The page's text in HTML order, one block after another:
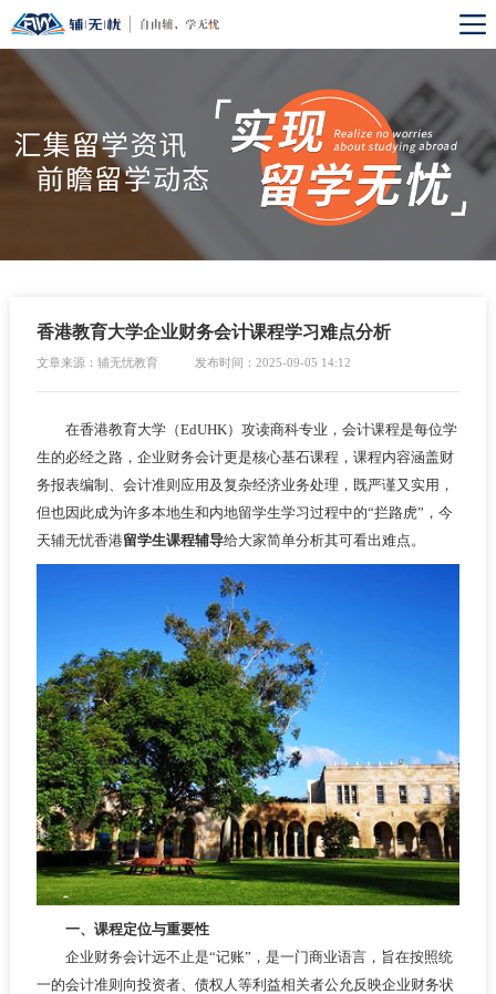
香港教育大学企业财务会计课程学习难点分析
文章来源：辅无忧教育 发布时间：2025-09-05 14:12
在香港教育大学（EdUHK）攻读商科专业，会计课程是每位学
生的必经之路，企业财务会计更是核心基石课程，课程内容涵盖财
务报表编制、会计准则应用及复杂经济业务处理，既严谨又实用，
但也因此成为许多本地生和内地留学生学习过程中的“拦路虎”，今
天辅无忧香港留学生课程辅导给大家简单分析其可看出难点。
一、课程定位与重要性
企业财务会计远不止是“记账”，是一门商业语言，旨在按照统
一的会计准则向投资者、债权人等利益相关者公允反映企业财务状